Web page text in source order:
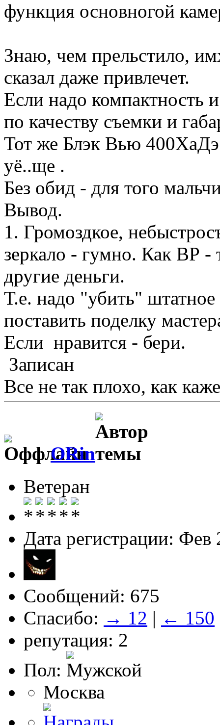
функция основногой
Знаю, чем прельстило,
сказал даже привлечет.
Если надо компактность
по качеству съемки и
Тот же Блэк Вью
уё..ще .
Без обид - для того
Вывод.
1. Громоздкое,
зеркало - гумно. Как ВР -
другие деньги.
Т.е. надо "убить"
поставить поделку
Если нравится - бери.
Записан
Все не так плохо, как
ORin
Ветеран
Дата регистрации: Фев
Сообщений: 675
Спасибо: → 12 | ← 150
репутация: 2
Пол:
Москва